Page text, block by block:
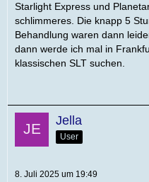
Starlight Express und
schlimmeres. Die knapp 5
Behandlung waren dann
dann werde ich mal in
klassischen SLT suchen.
Jella
User
8. Juli 2025 um 19:49